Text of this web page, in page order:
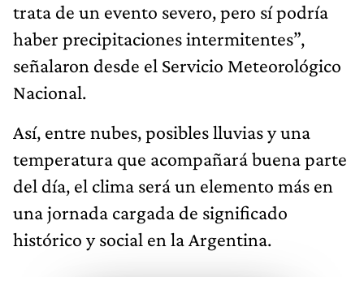
trata de un evento severo, pero sí podría
haber precipitaciones intermitentes”,
señalaron desde el Servicio Meteorológico
Nacional.
Así, entre nubes, posibles lluvias y una
temperatura que acompañará buena parte
del día, el clima será un elemento más en
una jornada cargada de significado
histórico y social en la Argentina.